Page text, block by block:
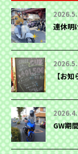
連休
【お知
GW期